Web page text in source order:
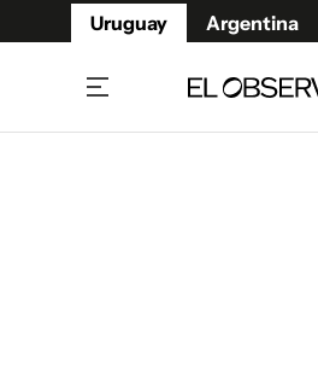
Uruguay Argentina